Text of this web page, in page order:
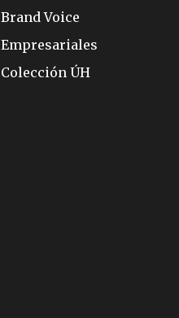
Brand Voice
Empresariales
Colección ÚH